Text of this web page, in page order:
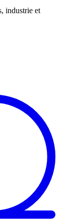
industrie et